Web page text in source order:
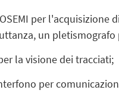
per l'acquisizione
un pletismografo
la visione dei tracciati;
per